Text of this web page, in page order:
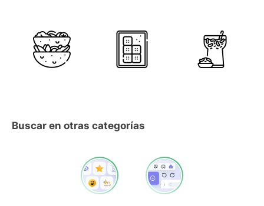
Buscar en otras categorías